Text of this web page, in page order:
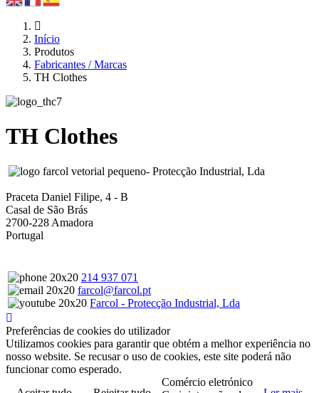
Início
Produtos
Fabricantes / Marcas
TH Clothes
TH Clothes
- Protecção Industrial, Lda
Praceta Daniel Filipe, 4 - B
Casal de São Brás
2700-228 Amadora
Portugal
214 937 071
farcol@farcol.pt
Farcol - Protecção Industrial, Lda
Preferências de cookies do utilizador
Utilizamos cookies para garantir que obtém a melhor experiência no
nosso website. Se recusar o uso de cookies, este site poderá não
funcionar como esperado.
Comércio eletrónico